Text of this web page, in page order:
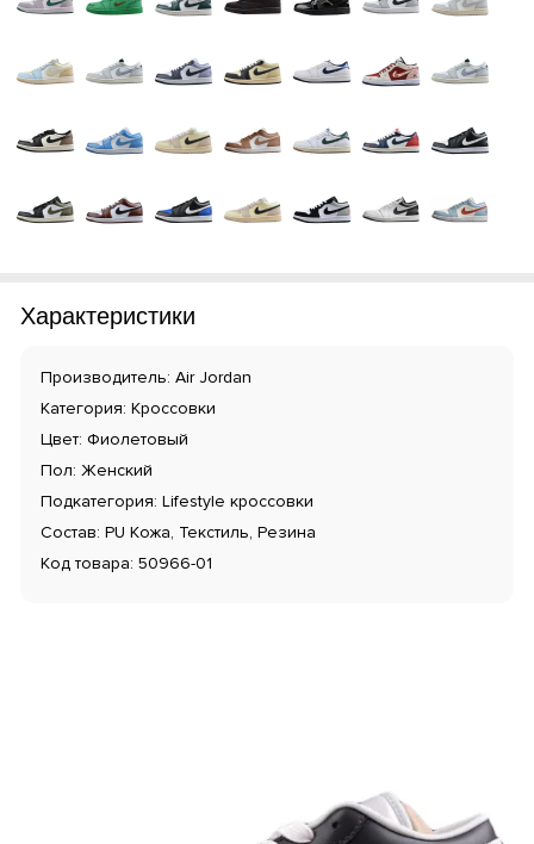
Характеристики
Производитель: Air Jordan
Категория: Кроссовки
Цвет: Фиолетовый
Пол: Женский
Подкатегория: Lifestyle кроссовки
Состав: PU Кожа, Текстиль, Резина
Код товара: 50966-01